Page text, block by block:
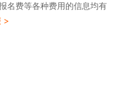
名费等各种费用的信息均有
>